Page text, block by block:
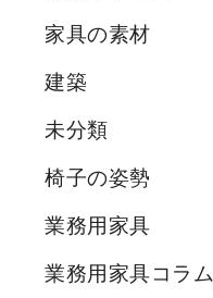
家具の素材
建築
未分類
椅子の姿勢
業務用家具
業務用家具コラム